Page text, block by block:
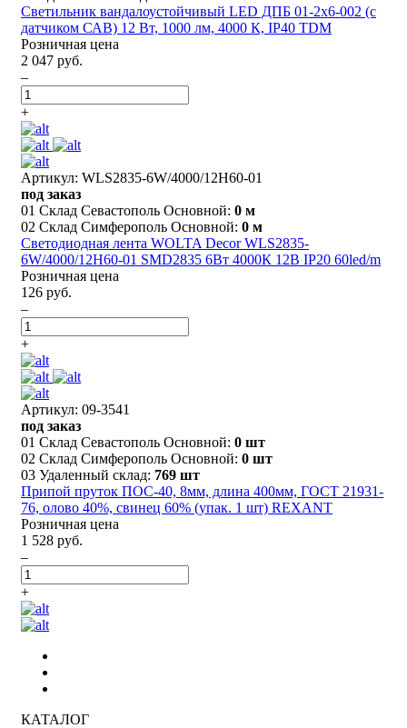
Светильник вандалоустойчивый LED ДПБ 01-2х6-002 (с
датчиком САВ) 12 Вт, 1000 лм, 4000 К, IP40 TDM
Розничная цена
2 047 руб.
–
+
Артикул: WLS2835-6W/4000/12H60-01
под заказ
01 Склад Севастополь Основной: 0 м
02 Склад Симферополь Основной: 0 м
Светодиодная лента WOLTA Decor WLS2835-
6W/4000/12H60-01 SMD2835 6Вт 4000К 12В IP20 60led/m
Розничная цена
126 руб.
–
+
Артикул: 09-3541
под заказ
01 Склад Севастополь Основной: 0 шт
02 Склад Симферополь Основной: 0 шт
03 Удаленный склад: 769 шт
Припой пруток ПОС-40, 8мм, длина 400мм, ГОСТ 21931-
76, олово 40%, свинец 60% (упак. 1 шт) REXANT
Розничная цена
1 528 руб.
–
+
КАТАЛОГ